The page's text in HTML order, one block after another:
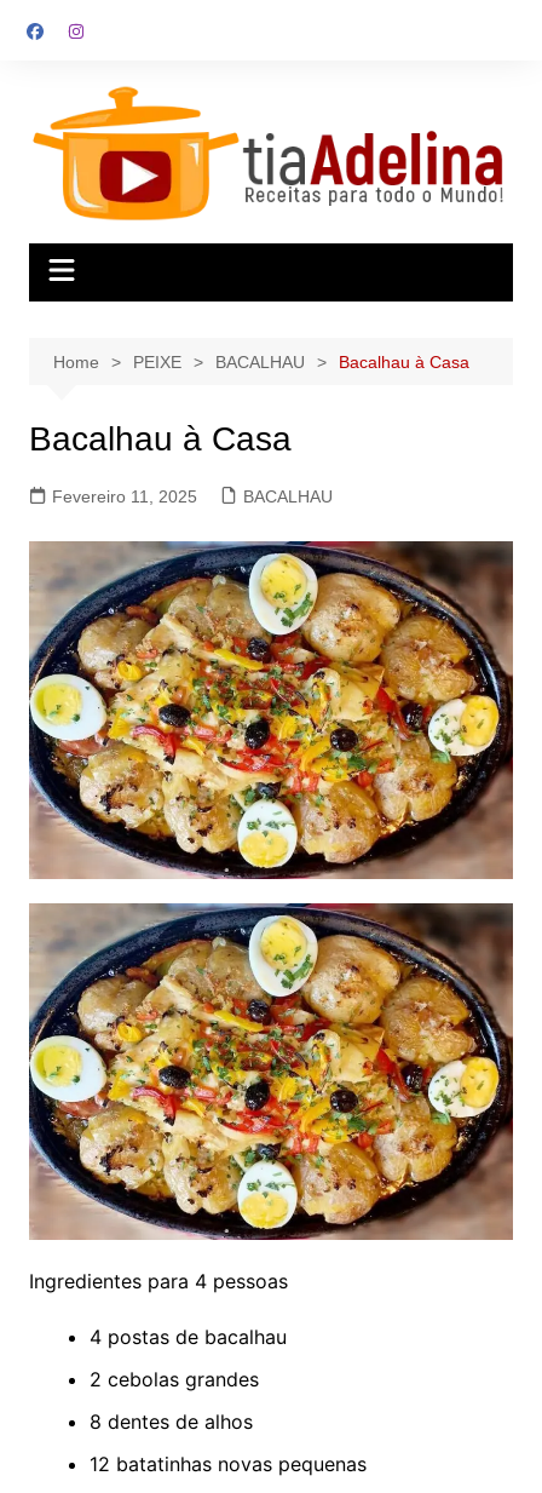
Home PEIXE BACALHAU Bacalhau à Casa
Bacalhau à Casa
Fevereiro 11, 2025 BACALHAU
Ingredientes para 4 pessoas
4 postas de bacalhau
2 cebolas grandes
8 dentes de alhos
12 batatinhas novas pequenas